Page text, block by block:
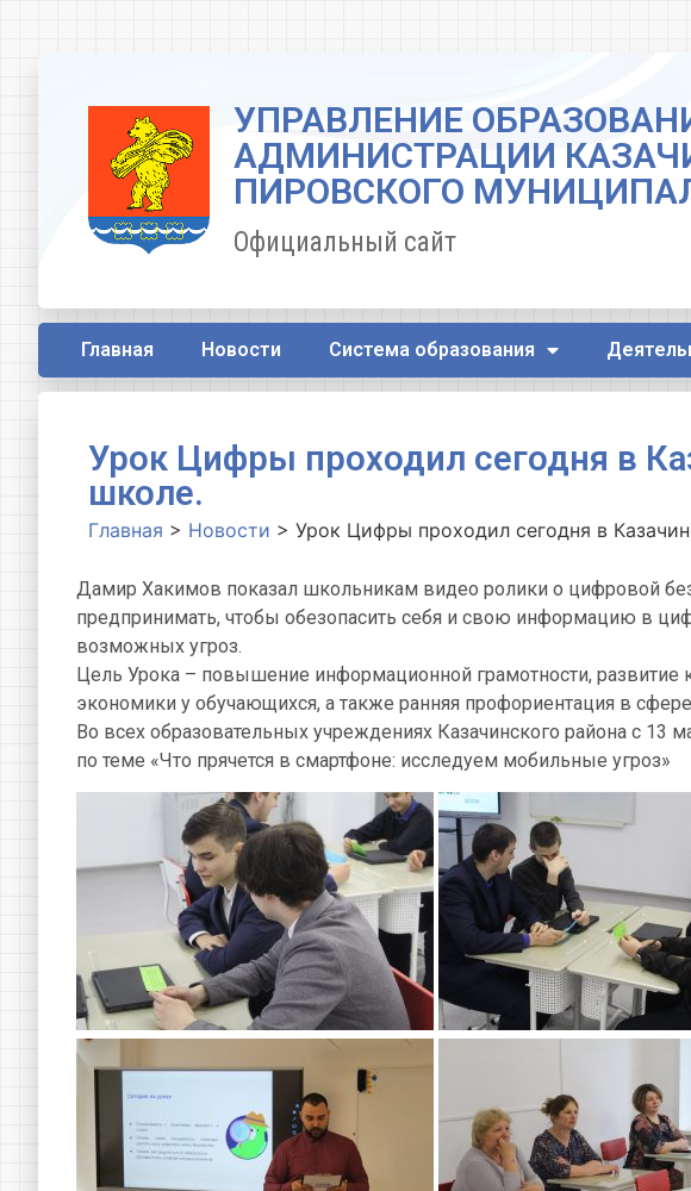
УПРАВЛЕНИЕ
АДМИНИСТРАЦИИ
ПИРОВСКОГО
Официальный сайт
Главная Новости Система образования
Урок Цифры проходил сегодня в
школе.
Главная > Новости > Урок Цифры проходил сегодня в
Дамир Хакимов показал школьникам видео ролики о цифровой
предпринимать, чтобы обезопасить себя и свою информацию в
возможных угроз.
Цель Урока – повышение информационной грамотности,
экономики у обучающихся, а также ранняя профориентация в
Во всех образовательных учреждениях Казачинского района с 13
по теме «Что прячется в смартфоне: исследуем мобильные угроз»